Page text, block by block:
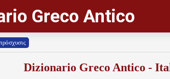
Greco Antico
Dizionario Greco Antico -